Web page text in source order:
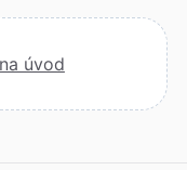
úvod